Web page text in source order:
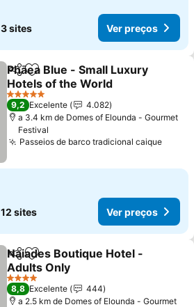
3 sites Ver preços
PartilharAdicionar aos favoritos
Phāea Blue - Small Luxury
Hotels of the World
Ver preços
5 Estrelas
9,2 Excelente
4.082
a 3.4 km de Domes of Elounda - Gourmet
Festival
Passeios de barco tradicional caiqueVer
12 sites Ver preços
PartilharAdicionar aos favoritos
Naiades Boutique Hotel -
Adults Only
Ver preços
4 Estrelas
8,8 Excelente
444
a 2.5 km de Domes of Elounda - Gourmet